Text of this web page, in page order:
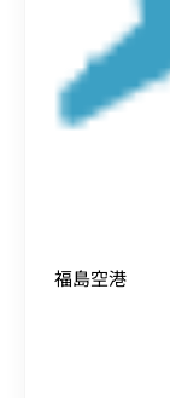
福島空港